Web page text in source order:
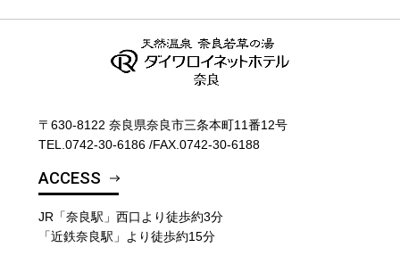
〒630-8122 奈良県奈良市三条本町11番12号
TEL. 0742-30-6186 /FAX.0742-30-6188
ACCESS
JR「奈良駅」西口より徒歩約3分
「近鉄奈良駅」より徒歩約15分